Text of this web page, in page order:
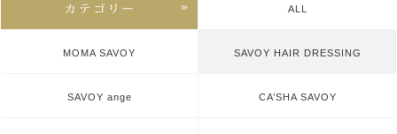
ALL
MOMA SAVOY SAVOY HAIR DRESSING
SAVOY ange CA’SHA SAVOY